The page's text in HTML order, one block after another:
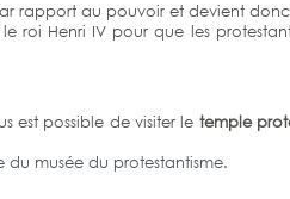
rapport au pouvoir et devient donc
Henri IV pour que les
est possible de visiter le temple
du musée du protestantisme.